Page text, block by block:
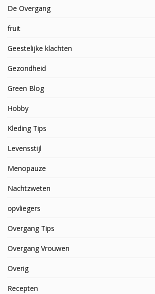
De Overgang
fruit
Geestelijke klachten
Gezondheid
Green Blog
Hobby
Kleding Tips
Levensstijl
Menopauze
Nachtzweten
opvliegers
Overgang Tips
Overgang Vrouwen
Overig
Recepten